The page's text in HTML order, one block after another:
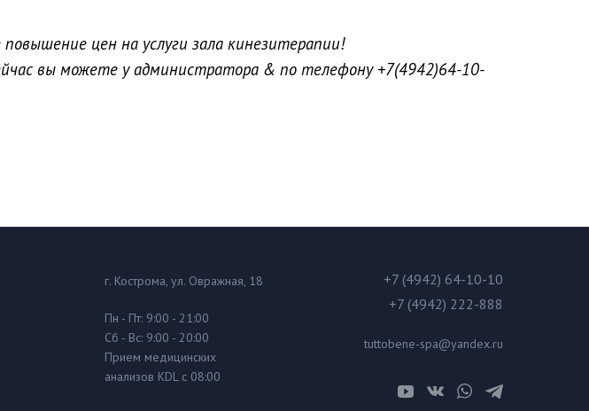
цен на услуги зала кинезитерапии!
вы можете у администратора & по телефону +7(4942)64-10-
г. Кострома, ул. Овражная, 18
Пн - Пт: 9:00 - 21:00
Сб - Вс: 9:00 - 20:00
Прием медицинских
анализов KDL с 08:00
+7 (4942) 64-10-10
+7 (4942) 222-888
tuttobene-spa@yandex.ru